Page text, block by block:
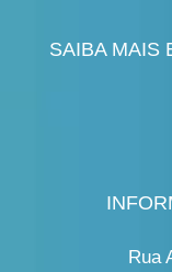
SAIBA MAIS
Rua